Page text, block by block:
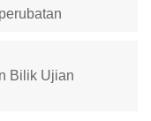
Bilik Ujian